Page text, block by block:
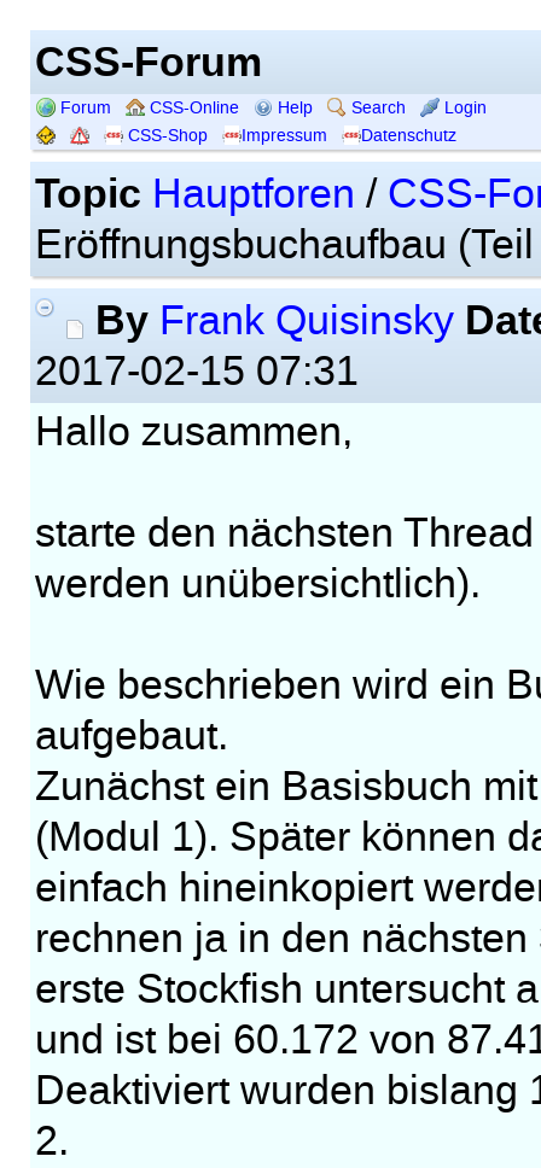
CSS-Forum
Forum CSS-Online Help Search
Login
CSS-Shop
Impressum Datenschutz
Topic Hauptforen / CSS-
Eröffnungsbuchaufbau
By Frank Quisinsky
2017-02-15 07:31
Hallo zusammen,
starte den nächsten
werden unübersichtlich).
Wie beschrieben wird ein
aufgebaut.
Zunächst ein Basisbuch
(Modul 1). Später können
einfach hineinkopiert
rechnen ja in den
erste Stockfish untersucht
und ist bei 60.172 von
Deaktiviert wurden bislang
2.